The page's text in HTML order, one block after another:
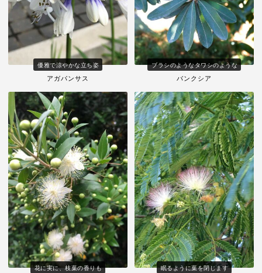
優雅で涼やかな立ち姿
アガパンサス
ブラシのようなタワシのような
バンクシア
花に実に、枝葉の香りも 眠るように葉を閉じます